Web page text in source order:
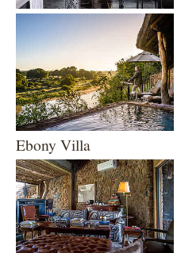
Show larger version
Ebony Villa
Show larger version